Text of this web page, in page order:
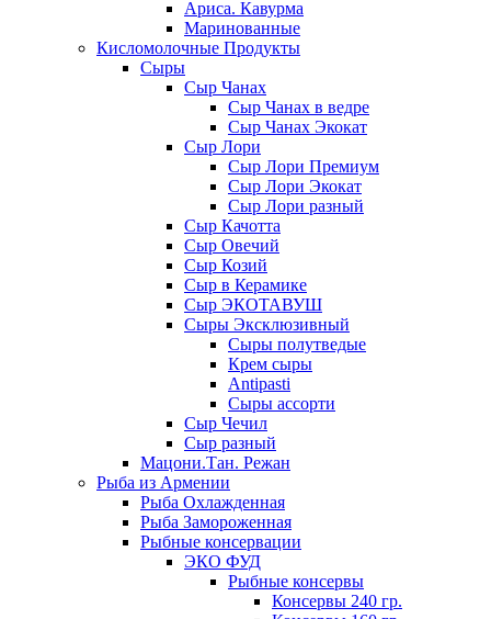
Ариса. Кавурма
Маринованные
Кисломолочные Продукты
Сыры
Сыр Чанах
Сыр Чанах в ведре
Сыр Чанах Экокат
Сыр Лори
Сыр Лори Премиум
Сыр Лори Экокат
Сыр Лори разный
Сыр Качотта
Сыр Овечий
Сыр Козий
Сыр в Керамике
Сыр ЭКОТАВУШ
Сыры Эксклюзивный
Сыры полутведые
Крем сыры
Antipasti
Сыры ассорти
Сыр Чечил
Сыр разный
Мацони.Тан. Режан
Рыба из Армении
Рыба Охлажденная
Рыба Замороженная
Рыбные консервации
ЭКО ФУД
Рыбные консервы
Консервы 240 гр.